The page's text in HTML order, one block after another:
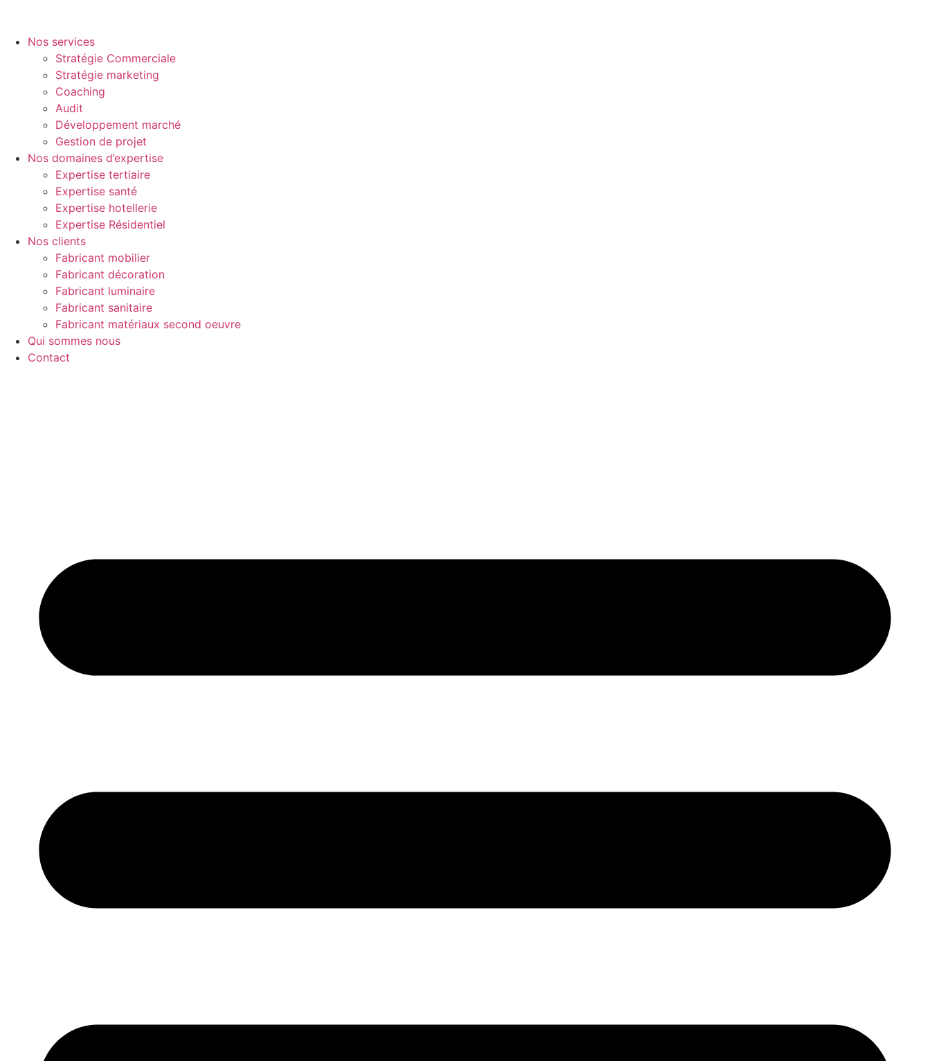
Nos services
Stratégie Commerciale
Stratégie marketing
Coaching
Audit
Développement marché
Gestion de projet
Nos domaines d’expertise
Expertise tertiaire
Expertise santé
Expertise hotellerie
Expertise Résidentiel
Nos clients
Fabricant mobilier
Fabricant décoration
Fabricant luminaire
Fabricant sanitaire
Fabricant matériaux second oeuvre
Qui sommes nous
Contact